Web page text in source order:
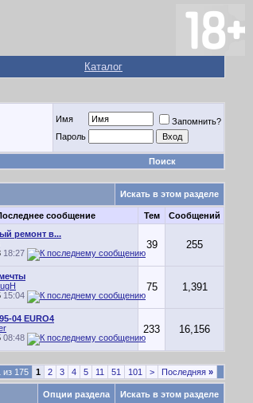
Каталог
Имя
Запомнить?
Пароль
Поиск
Искать в этом разделе
сообщение Тем Сообщений
ремонт в...
18:27
39 255
15:04
75 1,391
04 EURO4
08:48
233 16,156
из 175 1 2 3 4 5 11 51 101 > Последняя »
Опции раздела Искать в этом разделе